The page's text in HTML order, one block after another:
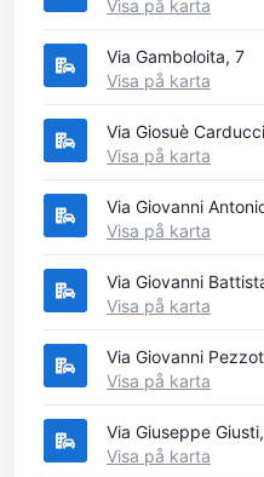
Visa på karta
Via Gamboloita, 7
Visa på karta
Via Giosuè
Visa på karta
Via Giovanni
Visa på karta
Via Giovanni
Visa på karta
Via Giovanni
Visa på karta
Via Giuseppe
Visa på karta